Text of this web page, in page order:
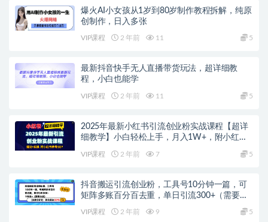
爆火AI小女孩从1岁到80岁制作教程拆解，纯原
创制作，日入多张
VIP课程 2 年前 11 5
最新抖音快手无人直播带货玩法，超详细教
程，小白也能学
VIP课程 2 年前 11 5
2025年最新小红书引流创业粉实战课程【超详
细教学】小白轻松上手，月入1W+，附小红书
VIP课程 2 年前 7 5
抖音搬运引流创业粉，工具号10分钟一篇，可
矩阵多账百分百去重，单日引流300+（需要分
VIP课程 2 年前 9 5